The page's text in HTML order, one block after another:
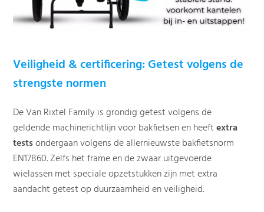
Veiligheid & certificering: Getest volgens de
strengste normen
De Van Rixtel Family is grondig getest volgens de
geldende machinerichtlijn voor bakfietsen en heeftextra
testsondergaan volgens de allernieuwste bakfietsnorm
EN17860. Zelfs het frame en de zwaar uitgevoerde
wielassen met speciale opzetstukken zijn met extra
aandacht getest op duurzaamheid en veiligheid.